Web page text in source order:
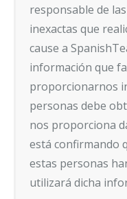
responsable de
inexactas que
cause a
información que
proporcionarnos
personas debe
nos proporciona
está confirmando
estas personas
utilizará dicha